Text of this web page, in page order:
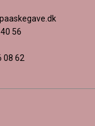
56
08 62